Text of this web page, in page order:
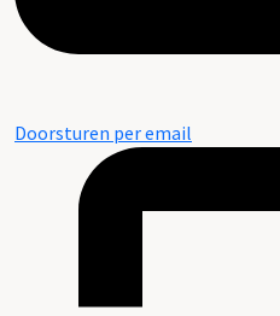
Doorsturen per email